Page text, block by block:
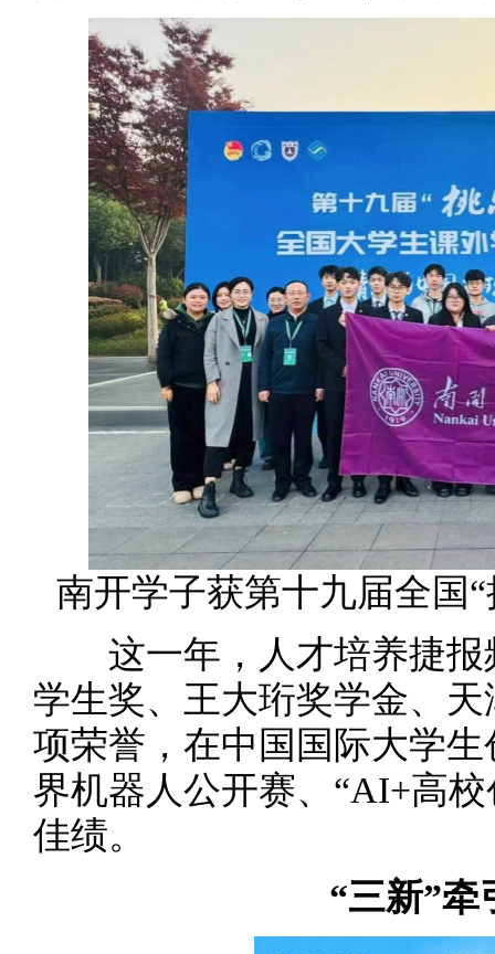
南开学子获第十九届全国
这一年，人才培养捷报
学生奖、王大珩奖学金、
项荣誉，在中国国际大学
界机器人公开赛、“AI+高
佳绩。
“三新”牵